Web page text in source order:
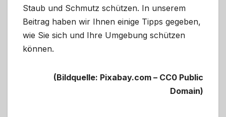
Staub und Schmutz schützen. In unserem
Beitrag haben wir Ihnen einige Tipps gegeben,
wie Sie sich und Ihre Umgebung schützen
können.
(Bildquelle: Pixabay.com – CC0 Public
Domain)